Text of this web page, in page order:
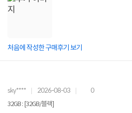
처음에 작성한 구매후기 보기
sky**** 2026-08-03 0
32GB : [32GB/블랙]